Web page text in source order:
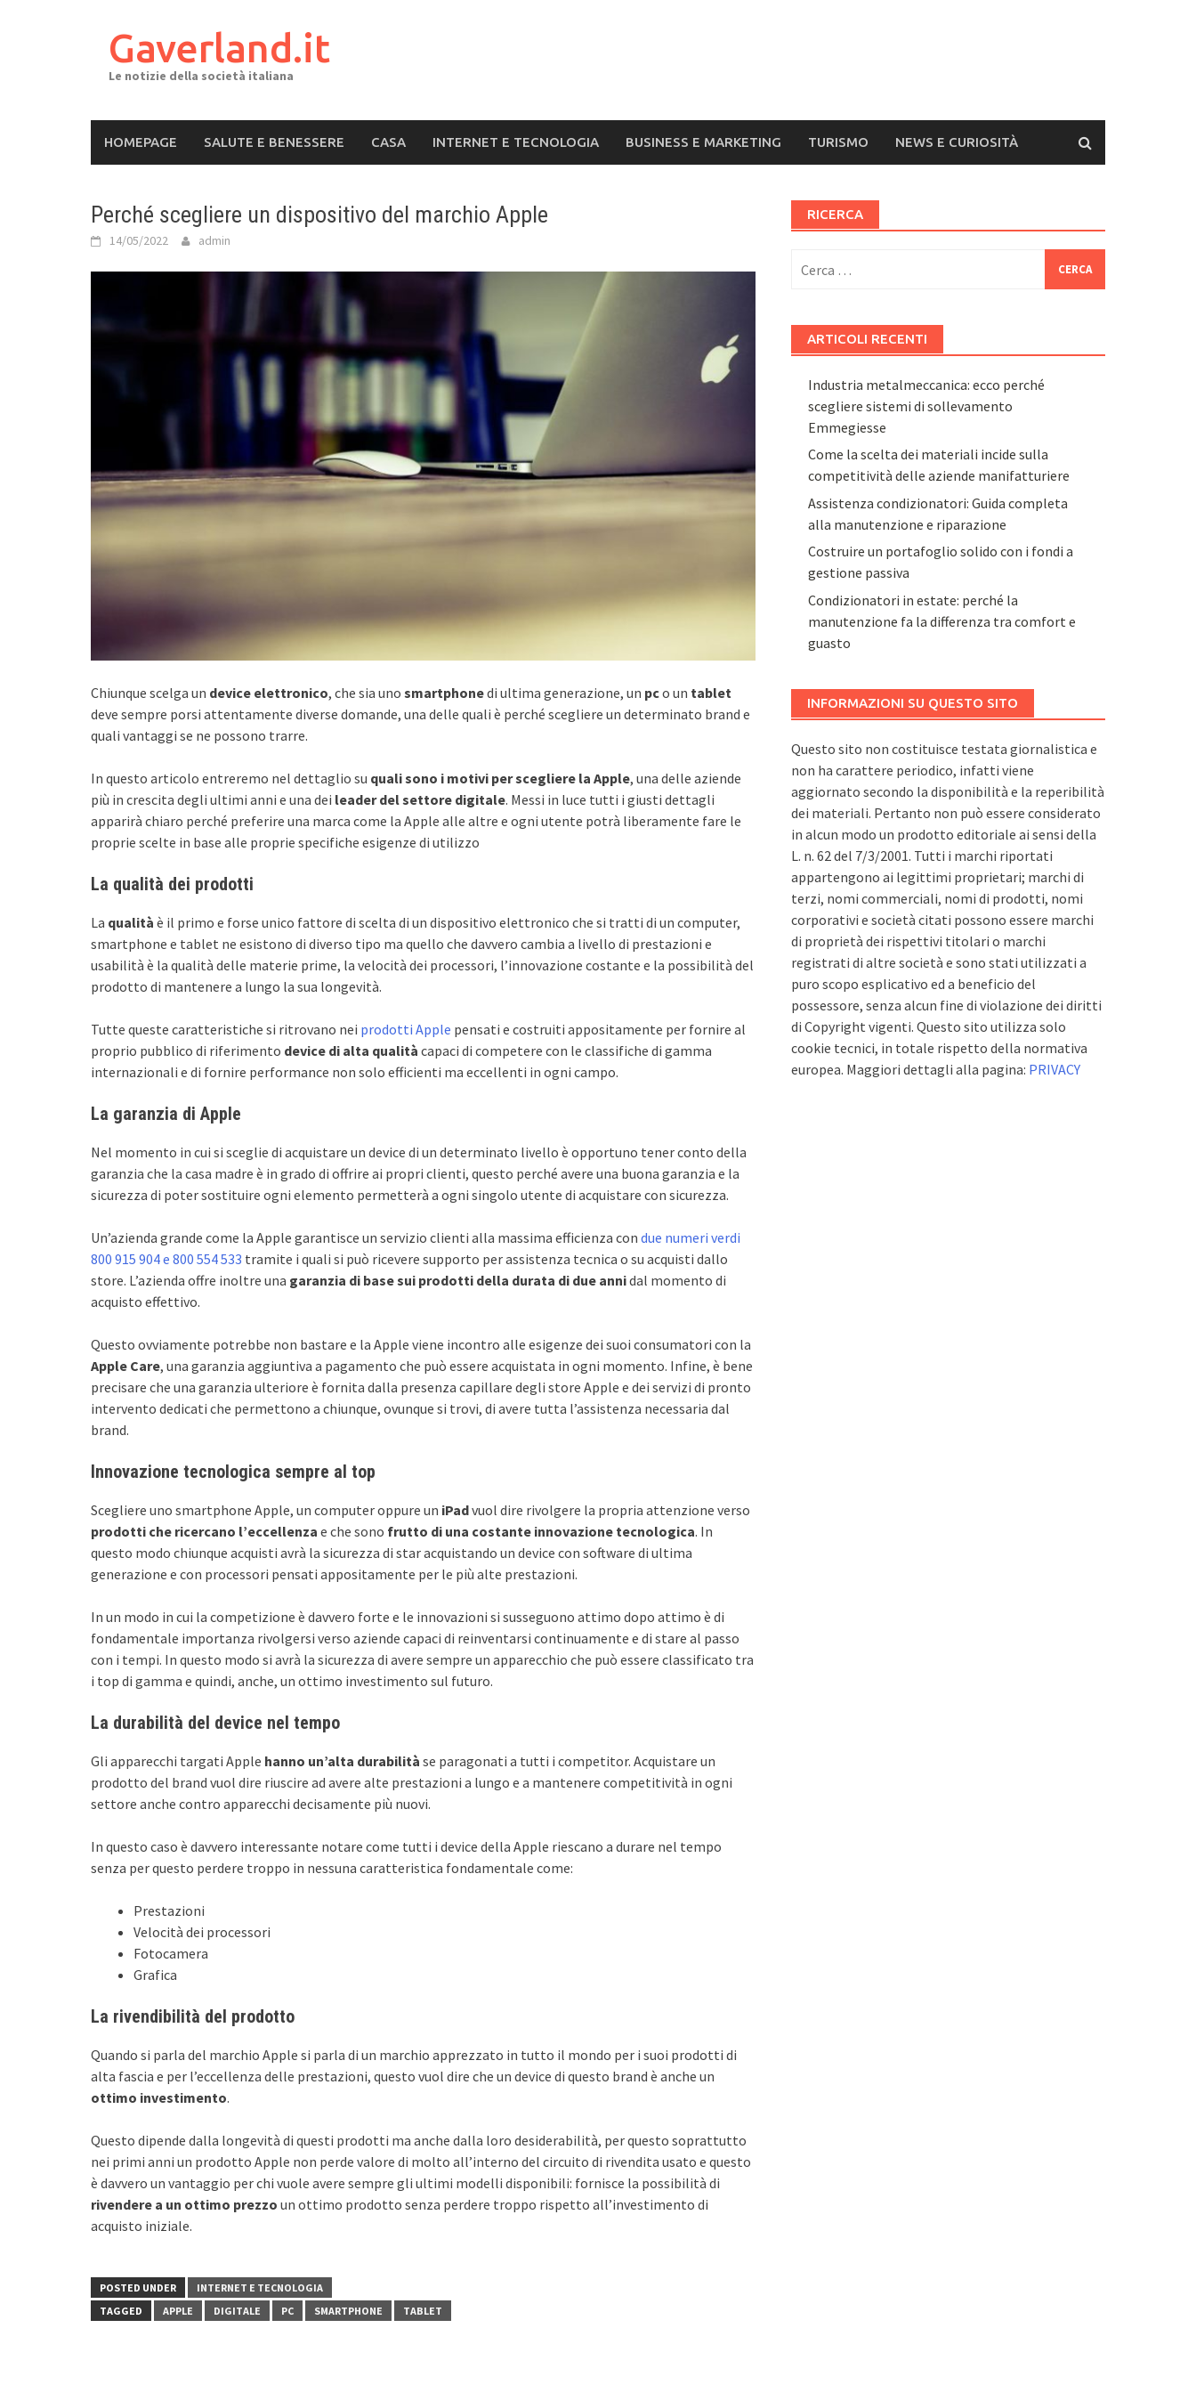
Gaverland.it
Le notizie della società italiana
HOMEPAGE SALUTE E BENESSERE CASA INTERNET E TECNOLOGIA BUSINESS E MARKETING TURISMO NEWS E CURIOSITÀ
Perché scegliere un dispositivo del marchio Apple
14/05/2022 admin
Chiunque scelga un device elettronico, che sia uno smartphonedi ultima generazione, un pco un tablet
deve sempre porsi attentamente diverse domande, una delle quali è perché scegliere un determinato brand e
quali vantaggi se ne possono trarre.
In questo articolo entreremo nel dettaglio su quali sono i motivi per scegliere la Apple, una delle aziende
più in crescita degli ultimi anni e una dei leader del settore digitale. Messi in luce tutti i giusti dettagli
apparirà chiaro perché preferire una marca come la Apple alle altre e ogni utente potrà liberamente fare le
proprie scelte in base alle proprie specifiche esigenze di utilizzo
La qualità dei prodotti
La qualità è il primo e forse unico fattore di scelta di un dispositivo elettronico che si tratti di un computer,
smartphone e tablet ne esistono di diverso tipo ma quello che davvero cambia a livello di prestazioni e
usabilità è la qualità delle materie prime, la velocità dei processori, l’innovazione costante e la possibilità del
prodotto di mantenere a lungo la sua longevità.
Tutte queste caratteristiche si ritrovano nei prodotti Apple pensati e costruiti appositamente per fornire al
proprio pubblico di riferimento device di alta qualità capaci di competere con le classifiche di gamma
internazionali e di fornire performance non solo efficienti ma eccellenti in ogni campo.
La garanzia di Apple
Nel momento in cui si sceglie di acquistare un device di un determinato livello è opportuno tener conto della
garanzia che la casa madre è in grado di offrire ai propri clienti, questo perché avere una buona garanzia e la
sicurezza di poter sostituire ogni elemento permetterà a ogni singolo utente di acquistare con sicurezza.
Un’azienda grande come la Apple garantisce un servizio clienti alla massima efficienza con due numeri verdi
800 915 904 e 800 554 533 tramite i quali si può ricevere supporto per assistenza tecnica o su acquisti dallo
store. L’azienda offre inoltre una garanzia di base sui prodotti della durata di due annidal momento di
acquisto effettivo.
Questo ovviamente potrebbe non bastare e la Apple viene incontro alle esigenze dei suoi consumatori con la
Apple Care, una garanzia aggiuntiva a pagamento che può essere acquistata in ogni momento. Infine, è bene
precisare che una garanzia ulteriore è fornita dalla presenza capillare degli store Apple e dei servizi di pronto
intervento dedicati che permettono a chiunque, ovunque si trovi, di avere tutta l’assistenza necessaria dal
brand.
Innovazione tecnologica sempre al top
Scegliere uno smartphone Apple, un computer oppure un iPadvuol dire rivolgere la propria attenzione verso
prodotti che ricercano l’eccellenza e che sono frutto di una costante innovazione tecnologica. In
questo modo chiunque acquisti avrà la sicurezza di star acquistando un device con software di ultima
generazione e con processori pensati appositamente per le più alte prestazioni.
In un modo in cui la competizione è davvero forte e le innovazioni si susseguono attimo dopo attimo è di
fondamentale importanza rivolgersi verso aziende capaci di reinventarsi continuamente e di stare al passo
con i tempi. In questo modo si avrà la sicurezza di avere sempre un apparecchio che può essere classificato tra
i top di gamma e quindi, anche, un ottimo investimento sul futuro.
La durabilità del device nel tempo
Gli apparecchi targati Apple hanno un’alta durabilità se paragonati a tutti i competitor. Acquistare un
prodotto del brand vuol dire riuscire ad avere alte prestazioni a lungo e a mantenere competitività in ogni
settore anche contro apparecchi decisamente più nuovi.
In questo caso è davvero interessante notare come tutti i device della Apple riescano a durare nel tempo
senza per questo perdere troppo in nessuna caratteristica fondamentale come:
Prestazioni
Velocità dei processori
Fotocamera
Grafica
La rivendibilità del prodotto
Quando si parla del marchio Apple si parla di un marchio apprezzato in tutto il mondo per i suoi prodotti di
alta fascia e per l’eccellenza delle prestazioni, questo vuol dire che un device di questo brand è anche un
ottimo investimento.
Questo dipende dalla longevità di questi prodotti ma anche dalla loro desiderabilità, per questo soprattutto
nei primi anni un prodotto Apple non perde valore di molto all’interno del circuito di rivendita usato e questo
è davvero un vantaggio per chi vuole avere sempre gli ultimi modelli disponibili: fornisce la possibilità di
rivendere a un ottimo prezzo un ottimo prodotto senza perdere troppo rispetto all’investimento di
acquisto iniziale.
POSTED UNDER
INTERNET E TECNOLOGIA
TAGGED
APPLE DIGITALE PC SMARTPHONE TABLET
RICERCA
per:
ARTICOLI RECENTI
Industria metalmeccanica: ecco perché
scegliere sistemi di sollevamento
Emmegiesse
Come la scelta dei materiali incide sulla
competitività delle aziende manifatturiere
Assistenza condizionatori: Guida completa
alla manutenzione e riparazione
Costruire un portafoglio solido con i fondi a
gestione passiva
Condizionatori in estate: perché la
manutenzione fa la differenza tra comfort e
guasto
INFORMAZIONI SU QUESTO SITO
Questo sito non costituisce testata giornalistica e
non ha carattere periodico, infatti viene
aggiornato secondo la disponibilità e la reperibilità
dei materiali. Pertanto non può essere considerato
in alcun modo un prodotto editoriale ai sensi della
L. n. 62 del 7/3/2001. Tutti i marchi riportati
appartengono ai legittimi proprietari; marchi di
terzi, nomi commerciali, nomi di prodotti, nomi
corporativi e società citati possono essere marchi
di proprietà dei rispettivi titolari o marchi
registrati di altre società e sono stati utilizzati a
puro scopo esplicativo ed a beneficio del
possessore, senza alcun fine di violazione dei diritti
di Copyright vigenti. Questo sito utilizza solo
cookie tecnici, in totale rispetto della normativa
europea. Maggiori dettagli alla pagina: PRIVACY